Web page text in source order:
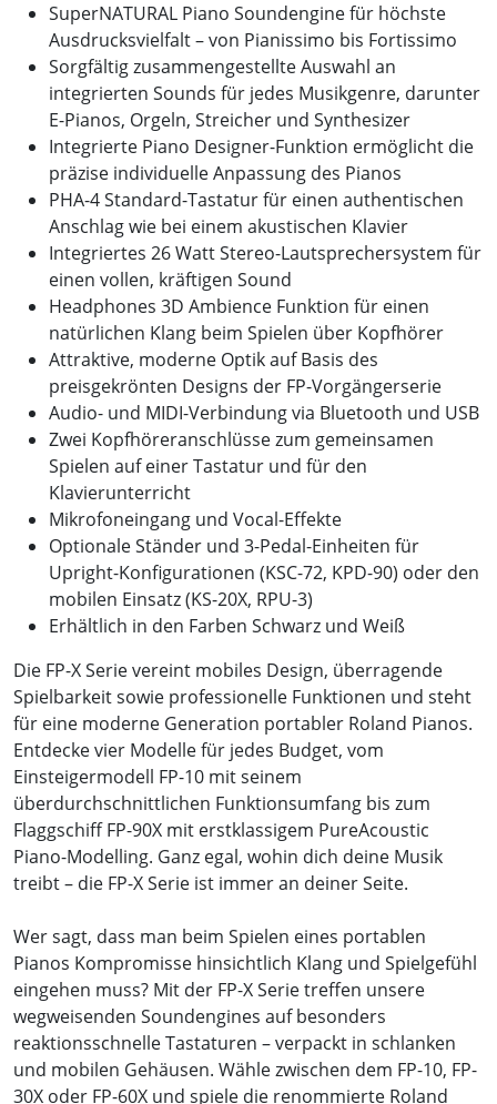
SuperNATURAL Piano Soundengine für höchste
Ausdrucksvielfalt – von Pianissimo bis Fortissimo
Sorgfältig zusammengestellte Auswahl an
integrierten Sounds für jedes Musikgenre, darunter
E-Pianos, Orgeln, Streicher und Synthesizer
Integrierte Piano Designer-Funktion ermöglicht die
präzise individuelle Anpassung des Pianos
PHA-4 Standard-Tastatur für einen authentischen
Anschlag wie bei einem akustischen Klavier
Integriertes 26 Watt Stereo-Lautsprechersystem für
einen vollen, kräftigen Sound
Headphones 3D Ambience Funktion für einen
natürlichen Klang beim Spielen über Kopfhörer
Attraktive, moderne Optik auf Basis des
preisgekrönten Designs der FP-Vorgängerserie
Audio- und MIDI-Verbindung via Bluetooth und USB
Zwei Kopfhöreranschlüsse zum gemeinsamen
Spielen auf einer Tastatur und für den
Klavierunterricht
Mikrofoneingang und Vocal-Effekte
Optionale Ständer und 3-Pedal-Einheiten für
Upright-Konfigurationen (KSC-72, KPD-90) oder den
mobilen Einsatz (KS-20X, RPU-3)
Erhältlich in den Farben Schwarz und Weiß
Die FP-X Serie vereint mobiles Design, überragende
Spielbarkeit sowie professionelle Funktionen und steht
für eine moderne Generation portabler Roland Pianos.
Entdecke vier Modelle für jedes Budget, vom
Einsteigermodell FP-10 mit seinem
überdurchschnittlichen Funktionsumfang bis zum
Flaggschiff FP-90X mit erstklassigem PureAcoustic
Piano-Modelling. Ganz egal, wohin dich deine Musik
treibt – die FP-X Serie ist immer an deiner Seite.
Wer sagt, dass man beim Spielen eines portablen
Pianos Kompromisse hinsichtlich Klang und Spielgefühl
eingehen muss? Mit der FP-X Serie treffen unsere
wegweisenden Soundengines auf besonders
reaktionsschnelle Tastaturen – verpackt in schlanken
und mobilen Gehäusen. Wähle zwischen dem FP-10, FP-
30X oder FP-60X und spiele die renommierte Roland